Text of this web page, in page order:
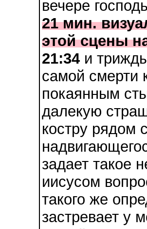
вечере
21 мин.
этой сцены
21:34 и
самой смерти
покаянным
далекую
костру рядом
задает такое
иисусом
такого же
застревает у